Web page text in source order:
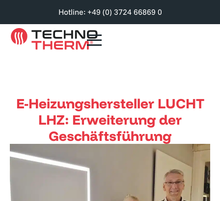
Hotline: +49 (0) 3724 66869 0
E-Heizungshersteller LUCHT
LHZ: Erweiterung der
Geschäftsführung